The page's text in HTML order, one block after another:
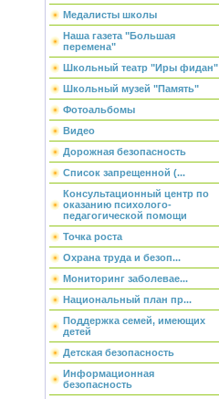
Медалисты школы
Наша газета "Большая
перемена"
Школьный театр "Иры фидан"
Школьный музей "Память"
Фотоальбомы
Видео
Дорожная безопасность
Список запрещенной (...
Консультационный центр по
оказанию психолого-
педагогической помощи
Точка роста
Охрана труда и безоп...
Мониторинг заболевае...
Национальный план пр...
Поддержка семей, имеющих
детей
Детская безопасность
Информационная
безопасность